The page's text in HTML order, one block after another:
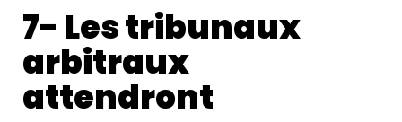
7- Les tribunaux
arbitraux
attendront